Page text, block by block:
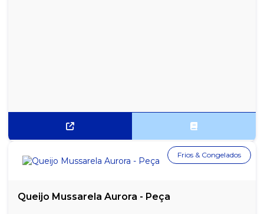
Queijo Mussarela Aurora - Peça
Frios & Congelados